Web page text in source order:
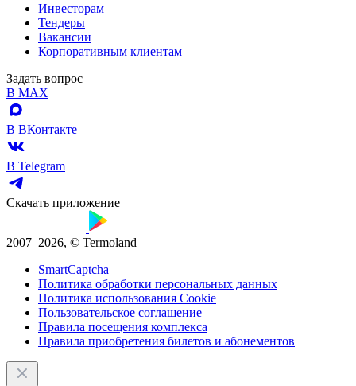
Инвесторам
Тендеры
Вакансии
Корпоративным клиентам
Задать вопрос
В MAX
В ВКонтакте
В Telegram
Скачать приложение
2007–2026, © Termoland
SmartCaptcha
Политика обработки персональных данных
Политика использования Cookie
Пользовательское соглашение
Правила посещения комплекса
Правила приобретения билетов и абонементов